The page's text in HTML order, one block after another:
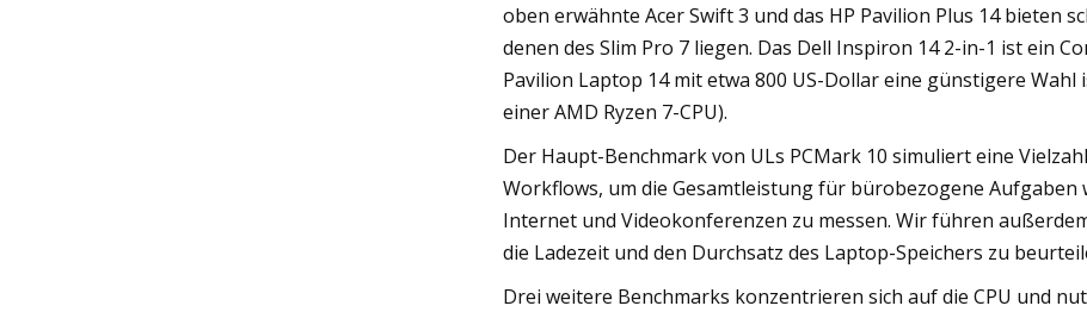
oben erwähnte Acer Swift 3 und das HP Pavilion Plus 14 bieten
denen des Slim Pro 7 liegen. Das Dell Inspiron 14 2-in-1 ist ein
Pavilion Laptop 14 mit etwa 800 US-Dollar eine günstigere
einer AMD Ryzen 7-CPU).
Der Haupt-Benchmark von ULs PCMark 10 simuliert eine
Workflows, um die Gesamtleistung für bürobezogene
Internet und Videokonferenzen zu messen. Wir führen
die Ladezeit und den Durchsatz des Laptop-Speichers zu
Drei weitere Benchmarks konzentrieren sich auf die CPU und